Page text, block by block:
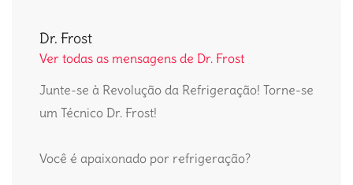
Dr. Frost
Ver todas as mensagens de Dr. Frost
Junte-se à Revolução da Refrigeração! Torne-se
um Técnico Dr. Frost!
Você é apaixonado por refrigeração?